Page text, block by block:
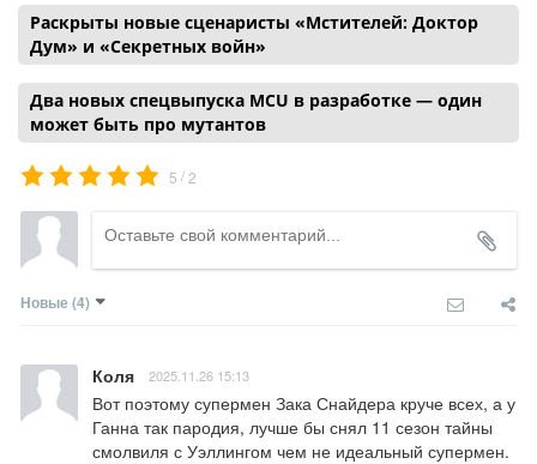
Раскрыты новые сценаристы «Мстителей: Доктор
Дум» и «Секретных войн»
Два новых спецвыпуска MCU в разработке — один
может быть про мутантов
5 /2
Новые (4)
Коля 2025.11.26 15:13
Вот поэтому супермен Зака Снайдера круче всех, а у
Ганна так пародия, лучше бы снял 11 сезон тайны
смолвиля с Уэллингом чем не идеальный супермен.